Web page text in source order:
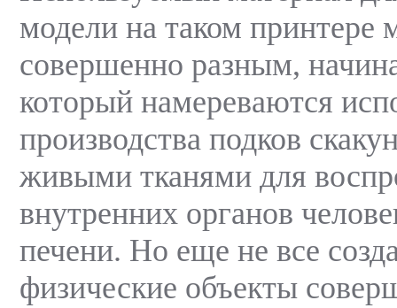
модели на таком принтере
совершенно разным,
который намереваются
производства подков
живыми тканями для
внутренних органов
печени. Но еще не все
физические объекты